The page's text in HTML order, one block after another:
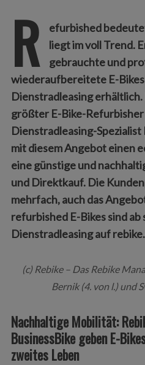
R
efurbished
liegt im voll Trend.
gebrauchte und
wiederaufbereitete E-
Dienstradleasing
größter E-Bike-
Dienstradleasing-
mit diesem Angebot einen
eine günstige und
und Direktkauf. Die
mehrfach, auch das
refurbished E-Bikes sind ab
Dienstradleasing auf
(c) Rebike – Das Rebike
Bernik (4. von l.) und
Nachhaltige Mobilität:
BusinessBike geben E-
zweites Leben